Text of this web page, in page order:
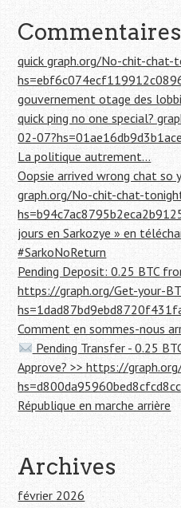
quick graph.org/No-chit-chat-
gouvernement otage des
quick ping no one special?
02-
La politique autrement…
Oopsie arrived wrong chat
graph.org/No-chit-chat-
jours en Sarkozye » en
#SarkoNoReturn
Pending Deposit: 0.25 BTC
https://graph.org/Get-your-
Comment en sommes-nous
Pending Transfer - 0.25
Approve? >> https://
République en marche arrière
Archives
février 2026